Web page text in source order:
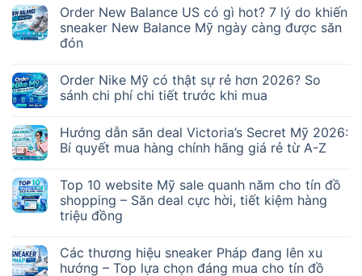
Order New Balance US có gì hot? 7 lý do khiến
sneaker New Balance Mỹ ngày càng được săn
đón
Order Nike Mỹ có thật sự rẻ hơn 2026? So
sánh chi phí chi tiết trước khi mua
Hướng dẫn săn deal Victoria’s Secret Mỹ 2026:
Bí quyết mua hàng chính hãng giá rẻ từ A-Z
Top 10 website Mỹ sale quanh năm cho tín đồ
shopping – Săn deal cực hời, tiết kiệm hàng
triệu đồng
Các thương hiệu sneaker Pháp đang lên xu
hướng – Top lựa chọn đáng mua cho tín đồ